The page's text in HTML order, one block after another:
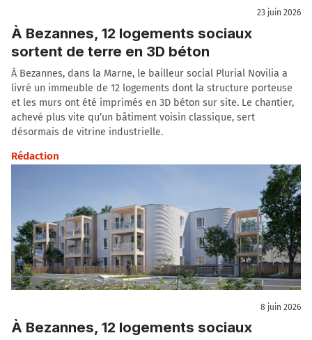
23 juin 2026
À Bezannes, 12 logements sociaux
sortent de terre en 3D béton
À Bezannes, dans la Marne, le bailleur social Plurial Novilia a
livré un immeuble de 12 logements dont la structure porteuse
et les murs ont été imprimés en 3D béton sur site. Le chantier,
achevé plus vite qu’un bâtiment voisin classique, sert
désormais de vitrine industrielle.
Rédaction
8 juin 2026
À Bezannes, 12 logements sociaux